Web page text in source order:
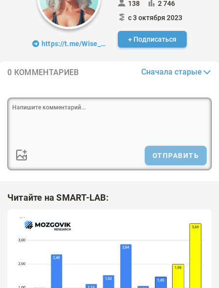
https://t.me/Wise_Olga
138
2 746
с 3 октября 2023
+ Подписаться
0 КОММЕНТАРИЕВ Сначала старые
ОТПРАВИТЬ
Читайте на SMART-LAB: